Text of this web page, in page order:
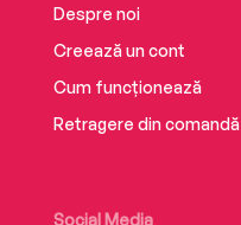
Despre noi
Creează un cont
Cum funcționează
Retragere din comandă
Social Media